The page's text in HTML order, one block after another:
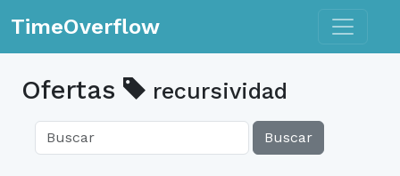
TimeOverflow Toggle
Ofertas recursividad
Buscar